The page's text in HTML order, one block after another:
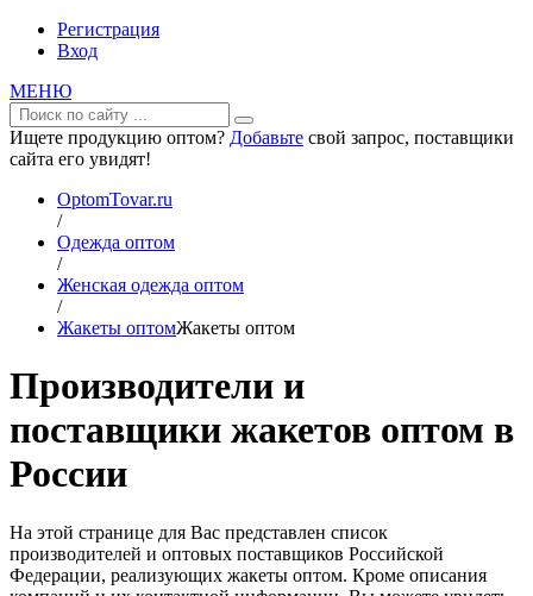
Регистрация
Вход
МЕНЮ
Ищете продукцию оптом? Добавьте свой запрос, поставщики
сайта его увидят!
OptomTovar.ru
/
Одежда оптом
/
Женская одежда оптом
/
Жакеты оптомЖакеты оптом
Производители и
поставщики жакетов оптом в
России
На этой странице для Вас представлен список
производителей и оптовых поставщиков Российской
Федерации, реализующих жакеты оптом. Кроме описания